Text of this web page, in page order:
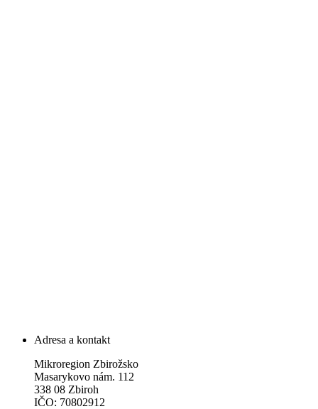
Adresa a kontakt
Mikroregion Zbirožsko
Masarykovo nám. 112
338 08 Zbiroh
IČO: 70802912